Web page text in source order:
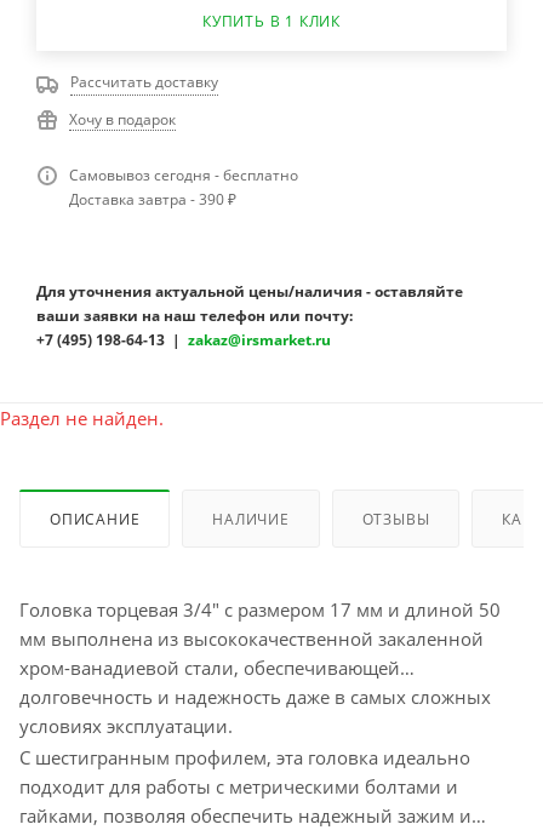
КУПИТЬ В 1 КЛИК
Рассчитать доставку
Хочу в подарок
Самовывоз сегодня - бесплатно
Доставка завтра - 390 ₽
Для уточнения актуальной цены/наличия - оставляйте
ваши заявки на наш телефон или почту:
+7 (495) 198-64-13 | zakaz@irsmarket.ru
Раздел не найден.
ОПИСАНИЕ НАЛИЧИЕ ОТЗЫВЫ КАК
Головка торцевая 3/4" с размером 17 мм и длиной 50
мм выполнена из высококачественной закаленной
хром-ванадиевой стали, обеспечивающей
долговечность и надежность даже в самых сложных
условиях эксплуатации.
С шестигранным профилем, эта головка идеально
подходит для работы с метрическими болтами и
гайками, позволяя обеспечить надежный зажим и